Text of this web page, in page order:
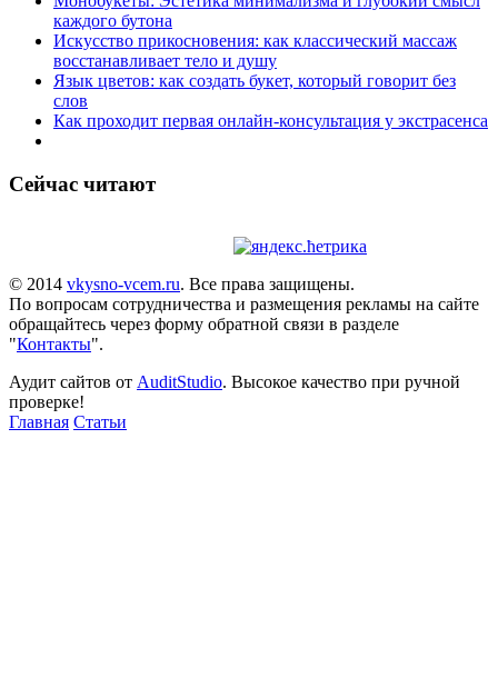
каждого бутона
Искусство прикосновения: как классический массаж
восстанавливает тело и душу
Язык цветов: как создать букет, который говорит без
слов
Как проходит первая онлайн-консультация у экстрасенса
Сейчас читают
© 2014 vkysno-vcem.ru. Все права защищены.
По вопросам сотрудничества и размещения рекламы на сайте
обращайтесь через форму обратной связи в разделе
"Контакты".
Аудит сайтов от AuditStudio. Высокое качество при ручной
проверке!
Главная Статьи